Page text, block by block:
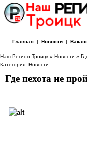
Главная| Новости|
Наш Регион Троицк » Новости »
Категория: Новости
Где пехота не